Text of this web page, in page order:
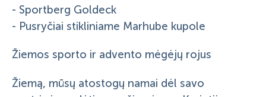
- Sportberg Goldeck
- Pusryčiai stikliniame Marhube kupole
Žiemos sporto ir advento mėgėjų rojus
Žiemą, mūsų atostogų namai dėl savo